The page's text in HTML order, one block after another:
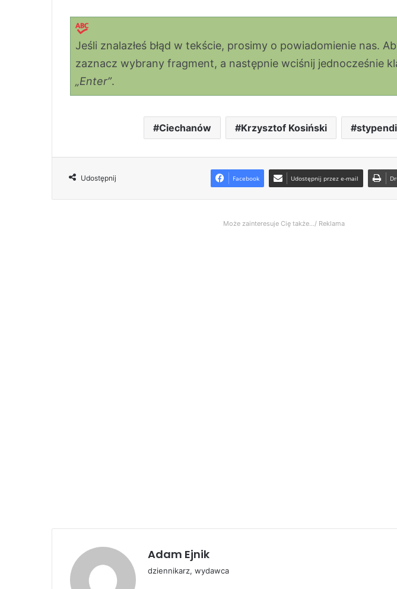
Jeśli znalazłeś błąd w tekście, prosimy o powiadomienie nas.
zaznacz wybrany fragment, a następnie wciśnij jednocześnie
„Enter”.
Ciechanów Krzysztof Kosiński
Udostępnij Facebook Udostępnij przez e-mail
Może zainteresuje Cię także.../ Reklama
Adam Ejnik
dziennikarz, wydawca